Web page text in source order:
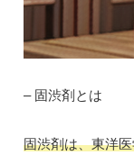
– 固渋剤とは
固渋剤は、東洋